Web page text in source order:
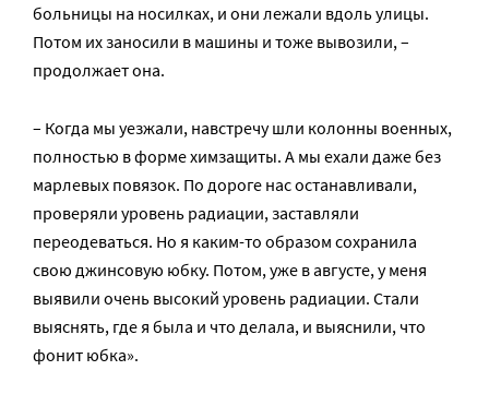
больницы на носилках, и они лежали вдоль улицы.
Потом их заносили в машины и тоже вывозили, –
продолжает она.
– Когда мы уезжали, навстречу шли колонны военных,
полностью в форме химзащиты. А мы ехали даже без
марлевых повязок. По дороге нас останавливали,
проверяли уровень радиации, заставляли
переодеваться. Но я каким-то образом сохранила
свою джинсовую юбку. Потом, уже в августе, у меня
выявили очень высокий уровень радиации. Стали
выяснять, где я была и что делала, и выяснили, что
фонит юбка».